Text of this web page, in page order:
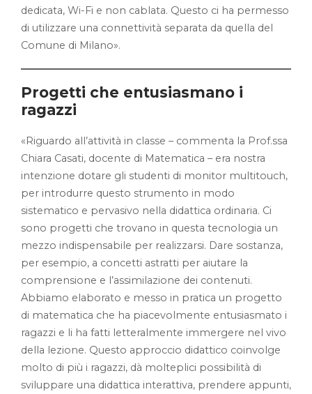
dedicata, Wi-Fi e non cablata. Questo ci ha permesso
di utilizzare una connettività separata da quella del
Comune di Milano».
Progetti che entusiasmano i
ragazzi
«Riguardo all’attività in classe – commenta la Prof.ssa
Chiara Casati, docente di Matematica – era nostra
intenzione dotare gli studenti di monitor multitouch,
per introdurre questo strumento in modo
sistematico e pervasivo nella didattica ordinaria. Ci
sono progetti che trovano in questa tecnologia un
mezzo indispensabile per realizzarsi. Dare sostanza,
per esempio, a concetti astratti per aiutare la
comprensione e l’assimilazione dei contenuti.
Abbiamo elaborato e messo in pratica un progetto
di matematica che ha piacevolmente entusiasmato i
ragazzi e li ha fatti letteralmente immergere nel vivo
della lezione. Questo approccio didattico coinvolge
molto di più i ragazzi, dà molteplici possibilità di
sviluppare una didattica interattiva, prendere appunti,